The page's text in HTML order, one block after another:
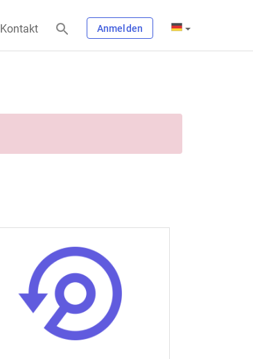
Kontakt Anmelden